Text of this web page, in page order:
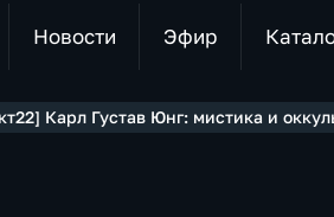
Новости Эфир
Карл Густав Юнг: мистика и